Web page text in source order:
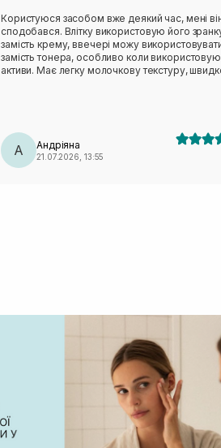
Користуюся засобом вже деякий час, мені
сподобався. Влітку використовую його
замість крему, ввечері можу
замість тонера, особливо коли використовую
активи. Має легку молочкову текстуру,
А Андріяна
21.07.2026, 13:55